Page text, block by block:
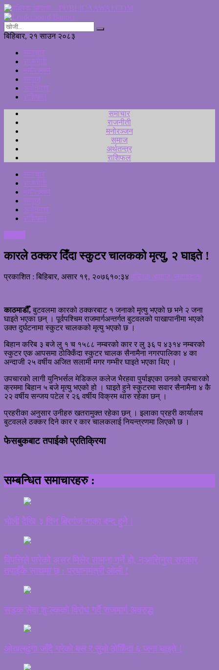
बिहिबार, २१ साउन २०८३
समाचार
राजनीती
मनोरञ्जन
समाज
अर्थतन्त्र
राशिफल
समाचार
राजनीती
मनोरञ्जन
समाज
अर्थतन्त्र
राशिफल
समाचार
राजनीती
मनोरञ्जन
समाज
अर्थतन्त्र
राशिफल
कारले ठक्कर दिँदा स्कुटर चालकको मृत्यु, २ घाइते !
प्रकाशित : बिहिबार, असार १९, २०७६१०:३४ पब्लिक आवाज /संवाददाता
काठमाडौँ,बुटवलमा कारको ठक्करबाट १ जनाको मृत्यु भएको छ भने २ जना
घाइते भएका छन् । पूर्वपश्चिम राजमार्गअन्तर्गत बुटवलको पाखापानीमा भएको
उक्त दुर्घटनामा स्कुटर चालकको मृत्यु भएको छ ।
बिहान करिब ३ बजे लु १ च १५८८ नम्बरको कार र लु ३६ प ४३१४ नम्बरको
स्कुटर एक आपसमा ठोक्किँदा स्कुटर चालक सैनामैना नगरपालिका ४ का
अन्दाजी २५ वर्षीय अजित सलामी मगर गम्भीर घाइते भएका थिए ।
उपचारको लागी युनिभर्सल मेडिकल कलेज भैरहवा पुर्याइएका उनको उपचारको
क्रममा बिहान ५ बजे मृत्यु भएको हो । घाइते हुने स्कुटरमा सवार सैनामैना ४ कै
२२ वर्षीय सन्जय पटेल र २६ वर्षीय विक्रम थारु रहेका छन् ।
प्रहरीका अनुसार उनीहरु खतरामुक्त रहेका छन् । इलाका प्रहरी कार्यालय
बुटवलले ठक्कर दिने कार र कार चालकलाई नियन्त्रणमा लिएको छ ।
फेसबुकबाट तपाईको प्रतिक्रिया
सम्बन्धित समाचारहरु :
भोली देखि ३ दिन बिरगंज नाका बन्द हुने !
विपत्तिले पारेको असर मिलेर सामना गर्ने हो, नआत्तिनुस् सरकार
तपाईंकै साथमा छ : प्रधानमंत्री ओली !
सडक सेवा शुःल्कको विरोध गर्दै राजमार्ग अवरुद्ध
ओखलढुंगा जाँदै गरेको बस र सुमो ठोकिँदा ६ जना घाइते !